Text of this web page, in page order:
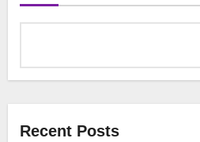
Recent Posts